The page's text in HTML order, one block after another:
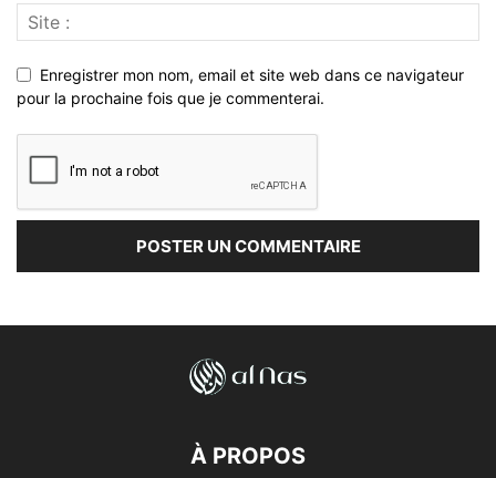
Enregistrer mon nom, email et site web dans ce navigateur
pour la prochaine fois que je commenterai.
À PROPOS